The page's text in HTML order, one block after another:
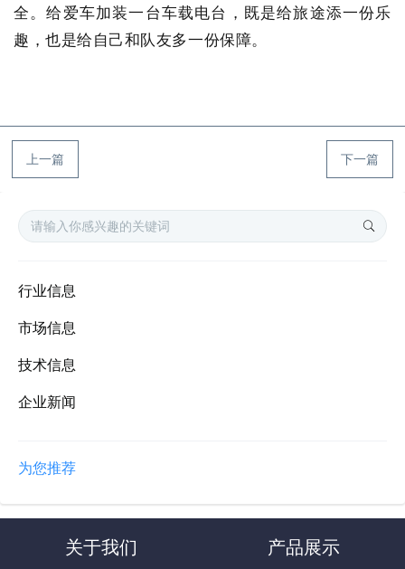
全。给爱车加装一台车载电台，既是给旅途添一份乐
趣，也是给自己和队友多一份保障。
上一篇 下一篇
行业信息
市场信息
技术信息
企业新闻
为您推荐
关于我们 产品展示